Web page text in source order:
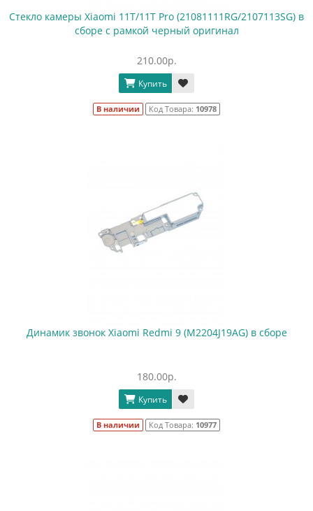
Стекло камеры Xiaomi 11T/11T Pro (21081111RG/2107113SG) в
сборе с рамкой черный оригинал
210.00р.
Купить
В наличии Код Товара: 10978
Динамик звонок Xiaomi Redmi 9 (M2204J19AG) в сборе
180.00р.
Купить
В наличии Код Товара: 10977